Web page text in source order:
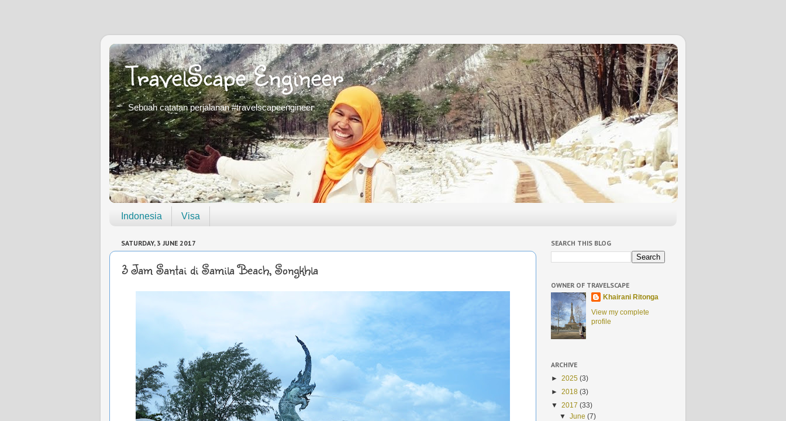
TravelScape Engineer
Sebuah catatan perjalanan #travelscapeengineer
Indonesia Visa
SATURDAY, 3 JUNE 2017
3 Jam Santai di Samila Beach, Songkhla
SEARCH THIS BLOG
OWNER OF TRAVELSCAPE
Khairani Ritonga
View my complete
profile
ARCHIVE
► 2025 (3)
► 2018 (3)
▼ 2017 (33)
▼June(7)